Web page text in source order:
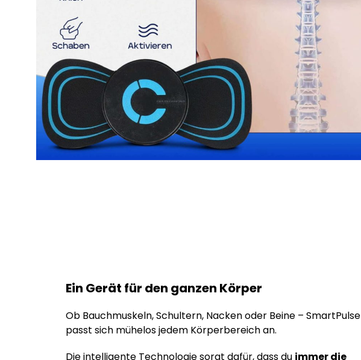
Ein Gerät für den ganzen Körper
Ob Bauchmuskeln, Schultern, Nacken oder Beine – SmartPulse
passt sich mühelos jedem Körperbereich an.
Die intelligente Technologie sorgt dafür, dass du immer die